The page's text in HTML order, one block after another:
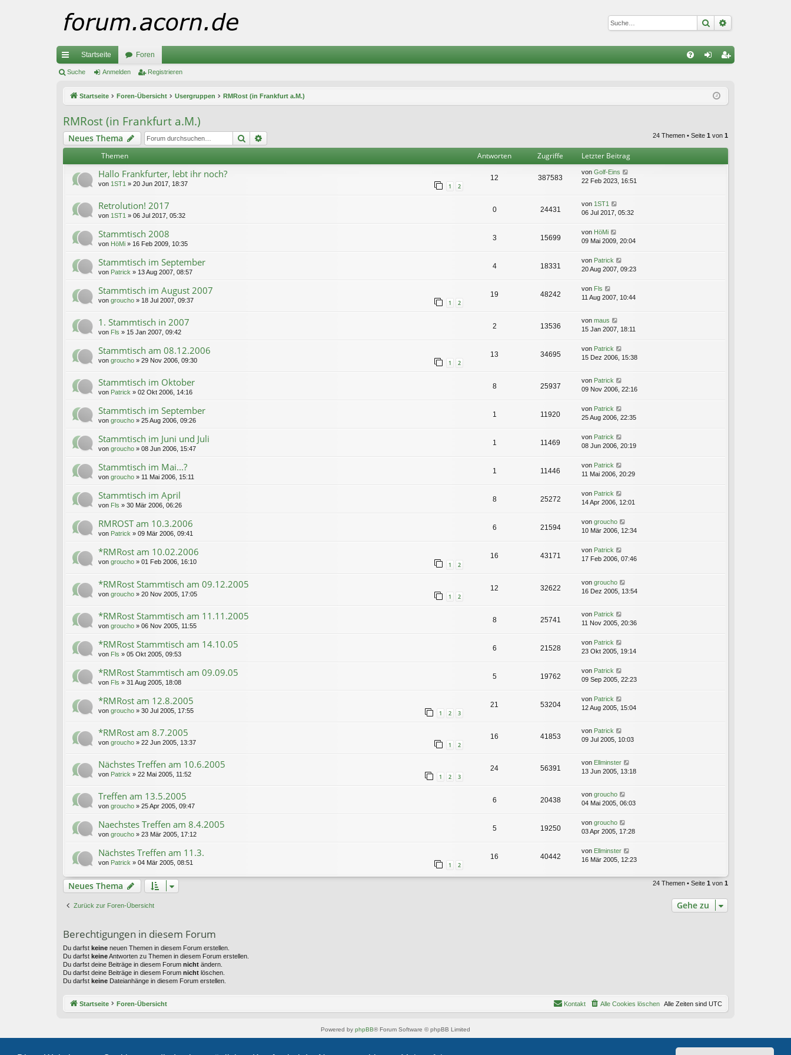
Suche
ch
ug
riff
Startseite Foren
ist
Suche Anmelden Registrieren
Startseite Foren-Übersicht Usergruppen RMRost (in Frankfurt a.M.)
RMRost (in Frankfurt a.M.)
Neues Thema Suche 24 Themen • Seite 1 von 1
Themen Antworten Zugriffe Letzter Beitrag
Hallo Frankfurter, lebt ihr noch?
von 1ST1 » 20 Jun 2017, 18:37 1 2
12 387583
von Golf-Eins
22 Feb 2023, 16:51
Retrolution! 2017
von 1ST1 » 06 Jul 2017, 05:32
0 24431
von 1ST1
06 Jul 2017, 05:32
Stammtisch 2008
von HöMi » 16 Feb 2009, 10:35
3 15699
von HöMi
09 Mai 2009, 20:04
Stammtisch im September
von Patrick » 13 Aug 2007, 08:57
4 18331
von Patrick
20 Aug 2007, 09:23
Stammtisch im August 2007
von groucho » 18 Jul 2007, 09:37 1 2
19 48242
von Fls
11 Aug 2007, 10:44
1. Stammtisch in 2007
von Fls » 15 Jan 2007, 09:42
2 13536
von maus
15 Jan 2007, 18:11
Stammtisch am 08.12.2006
von groucho » 29 Nov 2006, 09:30 1 2
13 34695
von Patrick
15 Dez 2006, 15:38
Stammtisch im Oktober
von Patrick » 02 Okt 2006, 14:16
8 25937
von Patrick
09 Nov 2006, 22:16
Stammtisch im September
von groucho » 25 Aug 2006, 09:26
1 11920
von Patrick
25 Aug 2006, 22:35
Stammtisch im Juni und Juli
von groucho » 08 Jun 2006, 15:47
1 11469
von Patrick
08 Jun 2006, 20:19
Stammtisch im Mai...?
von groucho » 11 Mai 2006, 15:11
1 11446
von Patrick
11 Mai 2006, 20:29
Stammtisch im April
von Fls » 30 Mär 2006, 06:26
8 25272
von Patrick
14 Apr 2006, 12:01
RMROST am 10.3.2006
von Patrick » 09 Mär 2006, 09:41
6 21594
von groucho
10 Mär 2006, 12:34
*RMRost am 10.02.2006
von groucho » 01 Feb 2006, 16:10 1 2
16 43171
von Patrick
17 Feb 2006, 07:46
*RMRost Stammtisch am 09.12.2005
von groucho » 20 Nov 2005, 17:05 1 2
12 32622
von groucho
16 Dez 2005, 13:54
*RMRost Stammtisch am 11.11.2005
von groucho » 06 Nov 2005, 11:55
8 25741
von Patrick
11 Nov 2005, 20:36
*RMRost Stammtisch am 14.10.05
von Fls » 05 Okt 2005, 09:53
6 21528
von Patrick
23 Okt 2005, 19:14
*RMRost Stammtisch am 09.09.05
von Fls » 31 Aug 2005, 18:08
5 19762
von Patrick
09 Sep 2005, 22:23
*RMRost am 12.8.2005
von groucho » 30 Jul 2005, 17:55 1 2 3
21 53204
von Patrick
12 Aug 2005, 15:04
*RMRost am 8.7.2005
von groucho » 22 Jun 2005, 13:37 1 2
16 41853
von Patrick
09 Jul 2005, 10:03
Nächstes Treffen am 10.6.2005
von Patrick » 22 Mai 2005, 11:52 1 2 3
24 56391
von Ellminster
13 Jun 2005, 13:18
Treffen am 13.5.2005
von groucho » 25 Apr 2005, 09:47
6 20438
von groucho
04 Mai 2005, 06:03
Naechstes Treffen am 8.4.2005
von groucho » 23 Mär 2005, 17:12
5 19250
von groucho
03 Apr 2005, 17:28
Nächstes Treffen am 11.3.
von Patrick » 04 Mär 2005, 08:51 1 2
16 40442
von Ellminster
16 Mär 2005, 12:23
Neues Thema 24 Themen • Seite 1 von 1
Zurück zur Foren-Übersicht Gehe zu
Berechtigungen in diesem Forum
Du darfst keine neuen Themen in diesem Forum erstellen.
Du darfst keineAntworten zu Themen in diesem Forum erstellen.
Du darfst deine Beiträge in diesem Forum nicht ändern.
Du darfst deine Beiträge in diesem Forum nicht löschen.
Du darfst keine Dateianhänge in diesem Forum erstellen.
Startseite Foren-Übersicht Alle Zeiten sind UTC
Alle Cookies löschen
Kontakt
Powered by phpBB® Forum Software © phpBB Limited
Style vonArty- phpBB 3.3 von MrGaby